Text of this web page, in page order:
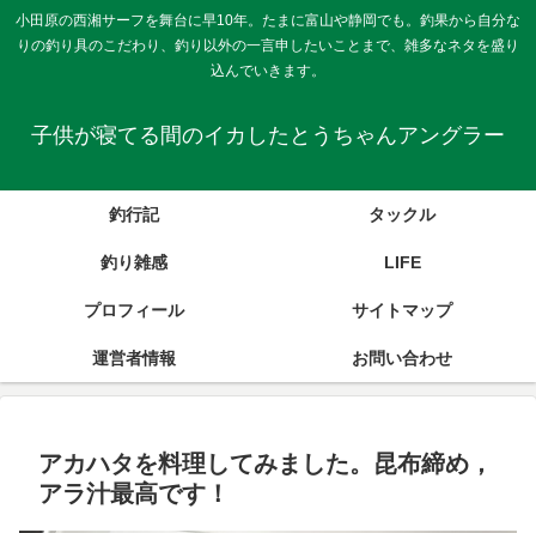
小田原の西湘サーフを舞台に早10年。たまに富山や静岡でも。釣果から自分な
りの釣り具のこだわり、釣り以外の一言申したいことまで、雑多なネタを盛り
込んでいきます。
子供が寝てる間のイカしたとうちゃんアングラー
釣行記 タックル
釣り雑感 LIFE
プロフィール サイトマップ
運営者情報 お問い合わせ
アカハタを料理してみました。昆布締め，
アラ汁最高です！